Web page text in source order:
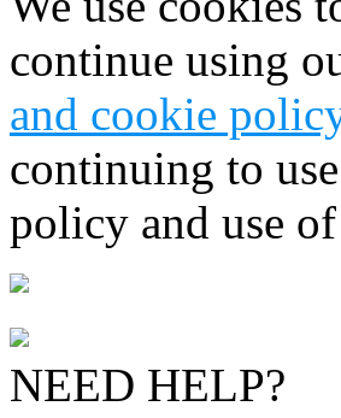
continue using
and cookie
continuing to
policy and use
NEED HELP?